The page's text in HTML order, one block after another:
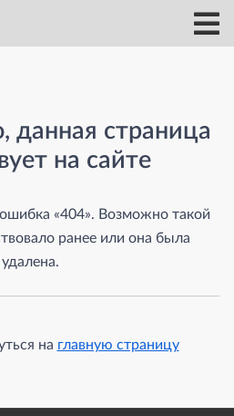
данная страница
на сайте
«404». Возможно такой
ранее или она была
удалена.
на главную страницу